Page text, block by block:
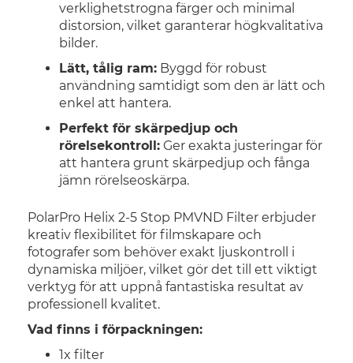
verklighetstrogna färger och minimal
distorsion, vilket garanterar högkvalitativa
bilder.
Lätt, tålig ram: Byggd för robust
användning samtidigt som den är lätt och
enkel att hantera.
Perfekt för skärpedjup och
rörelsekontroll: Ger exakta justeringar för
att hantera grunt skärpedjup och fånga
jämn rörelseoskärpa.
PolarPro Helix 2-5 Stop PMVND Filter erbjuder
kreativ flexibilitet för filmskapare och
fotografer som behöver exakt ljuskontroll i
dynamiska miljöer, vilket gör det till ett viktigt
verktyg för att uppnå fantastiska resultat av
professionell kvalitet.
Vad finns i förpackningen:
1x filter